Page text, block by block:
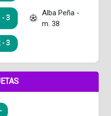
- 3
Alba Peña -
m. 38
- 3
-